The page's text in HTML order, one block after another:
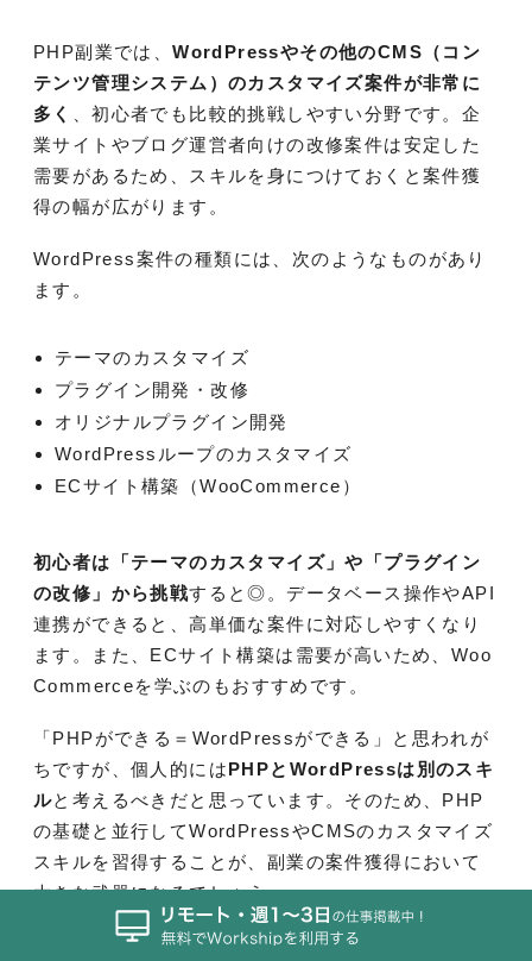
PHP副業では、WordPressやその他のCMS（コン
テンツ管理システム）のカスタマイズ案件が非常に
多く 、初心者でも比較的挑戦しやすい分野です。企
業サイトやブログ運営者向けの改修案件は安定した
需要があるため、スキルを身につけておくと案件獲
得の幅が広がります。
WordPress案件の種類には、次のようなものがあり
ます。
テーマのカスタマイズ
プラグイン開発・改修
オリジナルプラグイン開発
WordPressループのカスタマイズ
ECサイト構築（WooCommerce）
初心者は「テーマのカスタマイズ」や「プラグイン
の改修」から挑戦すると◎。データベース操作やAPI
連携ができると、高単価な案件に対応しやすくなり
ます。また、ECサイト構築は需要が高いため、Woo
Commerceを学ぶのもおすすめです。
「PHPができる＝WordPressができる」と思われが
ちですが、個人的にはPHPとWordPressは別のスキ
ルと考えるべきだと思っています。そのため、PHP
の基礎と並行してWordPressやCMSのカスタマイズ
スキルを習得することが、副業の案件獲得において
大きな武器になるでしょう。